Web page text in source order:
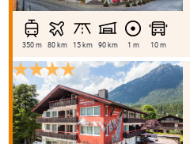
350 m 80 km 15 km 90 km 1 m 10 m